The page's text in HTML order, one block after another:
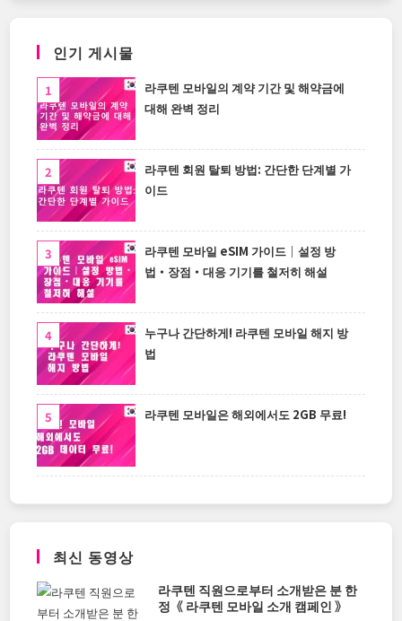
인기 게시물
라쿠텐 모바일의 계약 기간 및 해약금에
대해 완벽 정리
라쿠텐 회원 탈퇴 방법: 간단한 단계별 가
이드
라쿠텐 모바일 eSIM 가이드｜설정 방
법・장점・대응 기기를 철저히 해설
누구나 간단하게! 라쿠텐 모바일 해지 방
법
라쿠텐 모바일은 해외에서도 2GB 무료!
최신 동영상
라쿠텐 직원으로부터 소개받은 분 한
정《 라쿠텐 모바일 소개 캠페인 》